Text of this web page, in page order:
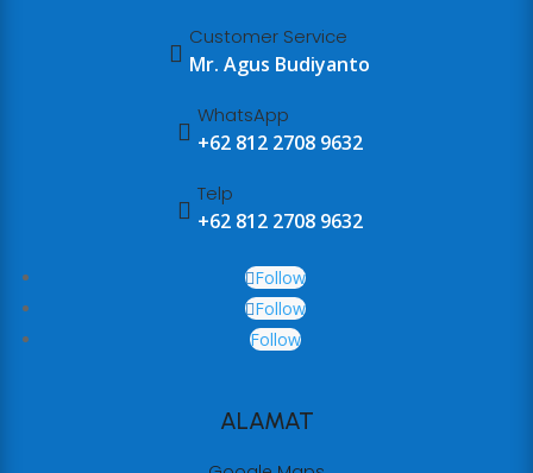

Customer Service
Mr. Agus Budiyanto

WhatsApp
+62 812 2708 9632

Telp
+62 812 2708 9632
Follow
Follow
Follow
ALAMAT